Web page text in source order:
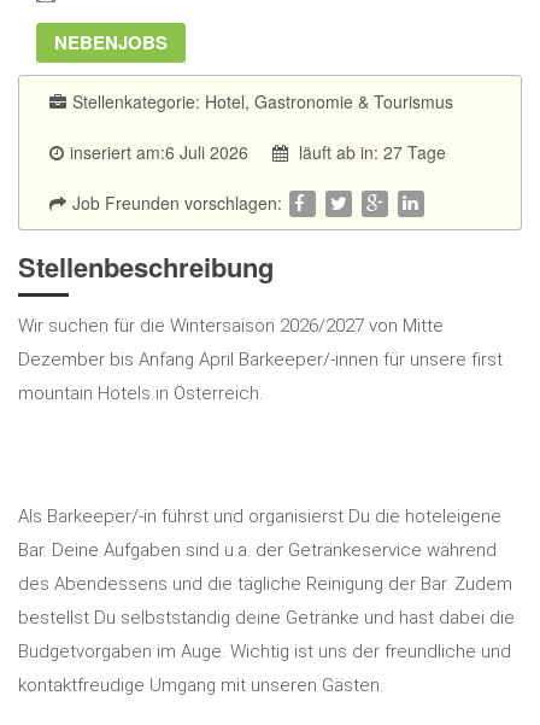
NEBENJOBS
Stellenkategorie: Hotel, Gastronomie & Tourismus
inseriert am:6 Juli 2026 läuft ab in: 27 Tage
Job Freunden vorschlagen:
Stellenbeschreibung
Wir suchen für die Wintersaison 2026/2027 von Mitte
Dezember bis Anfang April Barkeeper/-innen für unsere first
mountain Hotels in Österreich.
Als Barkeeper/-in führst und organisierst Du die hoteleigene
Bar. Deine Aufgaben sind u.a. der Getränkeservice während
des Abendessens und die tägliche Reinigung der Bar. Zudem
bestellst Du selbstständig deine Getränke und hast dabei die
Budgetvorgaben im Auge. Wichtig ist uns der freundliche und
kontaktfreudige Umgang mit unseren Gästen.